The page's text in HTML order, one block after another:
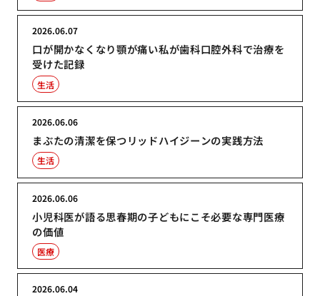
口が開かなくなり顎が痛い私が歯科口腔外科で治療を
受けた記録
2026.06.07
生活
まぶたの清潔を保つリッドハイジーンの実践方法
2026.06.06
生活
小児科医が語る思春期の子どもにこそ必要な専門医療
の価値
2026.06.06
医療
2026.06.04